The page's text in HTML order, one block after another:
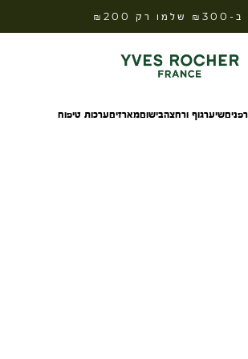
רק ₪200
Yves Rocher Israel
פניםשיערגוף ורחצהבישוםמארזיםערכות טיפוח